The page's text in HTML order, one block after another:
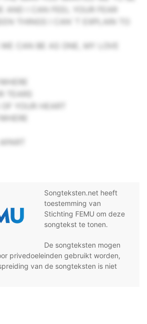
THINGS I CAN`T EXPLAIN TO
CAN BE AS ONE, MY LOVE
Songteksten.net heeft
toestemming van
Stichting FEMU om deze
songtekst te tonen.
De songteksten mogen
privedoeleinden gebruikt worden,
van de songteksten is niet